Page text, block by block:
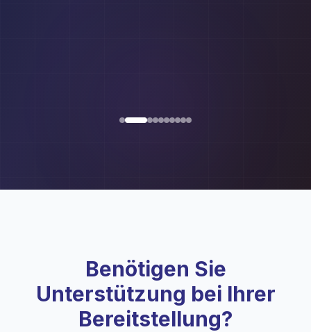
Benötigen Sie
Unterstützung bei Ihrer
Bereitstellung?